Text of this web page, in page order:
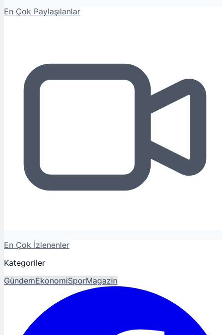
En Çok Paylaşılanlar
En Çok İzlenenler
Kategoriler
GündemEkonomiSporMagazin